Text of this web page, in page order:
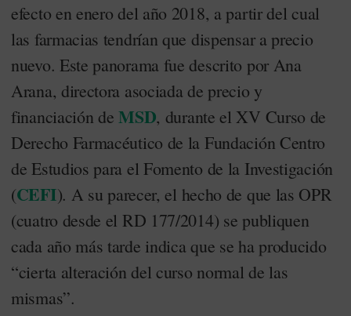
efecto en enero del año 2018, a partir del cual
las farmacias tendrían que dispensar a precio
nuevo. Este panorama fue descrito por Ana
Arana, directora asociada de precio y
financiación deMSD, durante el XV Curso de
Derecho Farmacéutico de la Fundación Centro
de Estudios para el Fomento de la Investigación
(CEFI). A su parecer, el hecho de que las OPR
(cuatro desde el RD 177/2014) se publiquen
cada año más tarde indica que se ha producido
“cierta alteración del curso normal de las
mismas”.